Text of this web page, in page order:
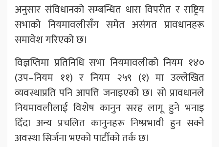
अनुसार संविधानको सम्बन्धित धारा विपरीत र राष्ट्रिय
सभाको नियमावलीसँग समेत असंगत प्रावधानहरू
समावेश गरिएको छ।
विज्ञप्तिमा प्रतिनिधि सभा नियमावलीको नियम १४०
(उप–नियम ११) र नियम २५९ (१) मा उल्लेखित
व्यवस्थाप्रति पनि आपत्ति जनाइएको छ। सो प्रावधानले
नियमावलीलाई विशेष कानुन सरह लागू हुने भनाइ
दिँदा अन्य प्रचलित कानुनहरू निष्प्रभावी हुन सक्ने
अवस्था सिर्जना भएको पार्टीको तर्क छ।